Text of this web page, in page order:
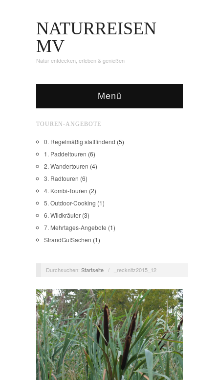
NATURREISEN
MV
Natur entdecken, erleben & genießen
Menü
TOUREN-ANGEBOTE
0. Regelmäßig stattfindend (5)
1. Paddeltouren (6)
2. Wandertouren (4)
3. Radtouren (6)
4. Kombi-Touren (2)
5. Outdoor-Cooking (1)
6. Wildkräuter (3)
7. Mehrtages-Angebote (1)
StrandGutSachen (1)
Durchsuchen: Startseite / _recknitz2015_12